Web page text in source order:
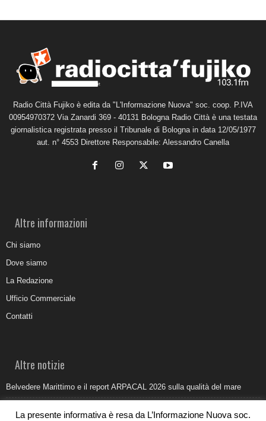
Radio Città Fujiko è edita da "L'Informazione Nuova" soc. coop. P.IVA
00954970372 Via Zanardi 369 - 40131 Bologna Radio Città è una testata
giornalistica registrata presso il Tribunale di Bologna in data 12/05/1977
aut. n° 4553 Direttore Responsabile: Alessandro Canella
Altre informazioni
Chi siamo
Dove siamo
La Redazione
Ufficio Commerciale
Contatti
Altre notizie
Belvedere Marittimo e il report ARPACAL 2026 sulla qualità del mare
La presente informativa è resa da L’Informazione Nuova soc.